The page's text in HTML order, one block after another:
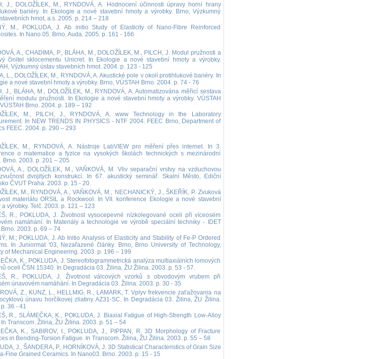
J., DOLOŽÍLEK, M., RYNDOVÁ, A. Hodnocení účinnosti úpravy horní hrany
bariéry. In Ekologie a nové stavební hmoty a výrobky. Brno, Výzkumný
hmot, a.s. 2005. p. 214 – 218
M., POKLUDA, J. Ab initio Study of Elasticity of Nano-Fibre Reinforced
In Nano 05. Brno, Auda. 2005. p. 161 - 166
A., CHADIMA, P., BLÁHA, M., DOLOŽÍLEK, M., PILCH, J. Modul pružnosti a
činitel sklocementu Unicret. In Ekologie a nové stavební hmoty a výrobky.
Výzkumný ústav stavebních hmot. 2004. p. 123 - 125
L., DOLOŽÍLEK, M., RYNDOVÁ, A. Akustické pole v okolí protihlukové bariéry. In
a nové stavební hmoty a výrobky. Brno, VÚSTAH Brno. 2004. p. 74 - 76
J., BLÁHA, M., DOLOŽÍLEK, M., RYNDOVÁ, A. Automatizována měřicí sestava
modulu pružnosti. In Ekologie a nové stavební hmoty a výrobky. VÚSTAH
Brno. 2004. p. 189 – 192
M., PILCH, J., RYNDOVÁ, A. www Technology in the Laboratory
In NEW TRENDS IN PHYSICS - NTF 2004. FEEC Brno, Department of
FEEC. 2004. p. 290 – 293
M., RYNDOVÁ, A. Nástroje LabVIEW pro měření přes internet. In 3.
o matematice a fyzice na vysokých školách technických s mezinárodní
Brno. 2003. p. 201 – 205
A., DOLOŽÍLEK, M., VAŇKOVÁ, M. Vliv separační vrstvy na vzduchovou
dvojitých konstrukcí. In 67. akustický seminář. Skalní Město, Ediční
ČVUT Praha. 2003. p. 15 - 20.
M., RYNDOVÁ, A., VAŇKOVÁ, M., NECHANICKÝ, J., ŠKEŘÍK, P. Zvuková
materiálu ORSIL a Rockwool. In VII. konference Ekologie a nové stavební
a výrobky. Telč. 2003. p. 121 – 123
R., POKLUDA, J. Životnost vysocepevné nízkolegované oceli při víceosém
namáhání. In Materiály a technologie ve výrobě speciální techniky - IDET
2003. p. 69 – 74
M.; POKLUDA, J. Ab Initio Analysis of Elasticity and Stability of Fe-P Ordered
In Juniormat '03, Nezařazené články. Brno, Brno University of Technology,
of Mechanical Engineering. 2003. p. 196 – 199
K., POKLUDA, J. Stereofotogrammetrická analýza multiaxiálních lomových
oceli ČSN 15340. In Degradácia 03. Žilina, ŽU Žilina. 2003. p. 53 - 57.
R., POKLUDA, J. Životnost válcových vzorků s obvodovým vrubem při
únavovém namáhání. In Degradácia 03. Žilina. 2003. p. 30 - 35
Z., KUNZ, L., HELLMIG, R., LAMARK, T. Vplyv frekvencie zaťažovania na
únavu horčíkovej zliatiny AZ31-SC. In Degradácia 03. Žilina, ŽU Žilina.
36 - 41
R., SLÁMEČKA, K., POKLUDA, J. Biaxial Fatigue of High-Strength Low-Alloy
Transcom. Žilina, ŽU Žilina. 2003. p. 51 – 54
K., SABIROV, I., POKLUDA, J., PIPPAN, R. 3D Morphology of Fracture
in Bending-Torsion Fatigue. In Transcom. Žilina, ŽU Žilina. 2003. p. 55 – 58
J., ŠANDERA, P., HORNÍKOVÁ, J. 3D Statistical Characteristics of Grain Size
Fine Grained Ceramics. In Nano03. Brno. 2003. p. 15 - 15